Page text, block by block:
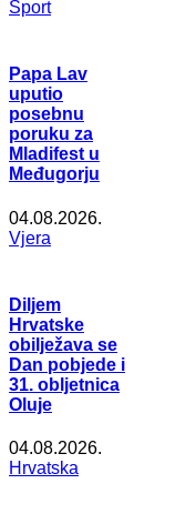
Šport
Papa Lav
uputio
posebnu
poruku za
Mladifest u
Međugorju
04.08.2026.
Vjera
Diljem
Hrvatske
obilježava se
Dan pobjede i
31. obljetnica
Oluje
04.08.2026.
Hrvatska